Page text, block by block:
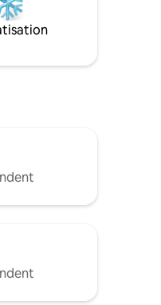
galerie au-
est l'endroit